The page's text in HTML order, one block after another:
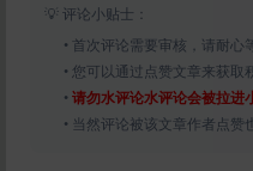
💡 评论小贴士：
• 首次评论需要审核，请耐心
• 您可以通过点赞文章来获取
• 请勿水评论水评论会被拉进
• 当然评论被该文章作者点赞